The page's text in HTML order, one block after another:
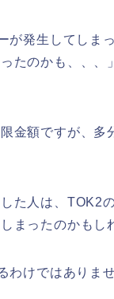
が発生してしま
たのかも、、、
金額ですが、多
た人は、TOK2
まったのかもし
わけではありま